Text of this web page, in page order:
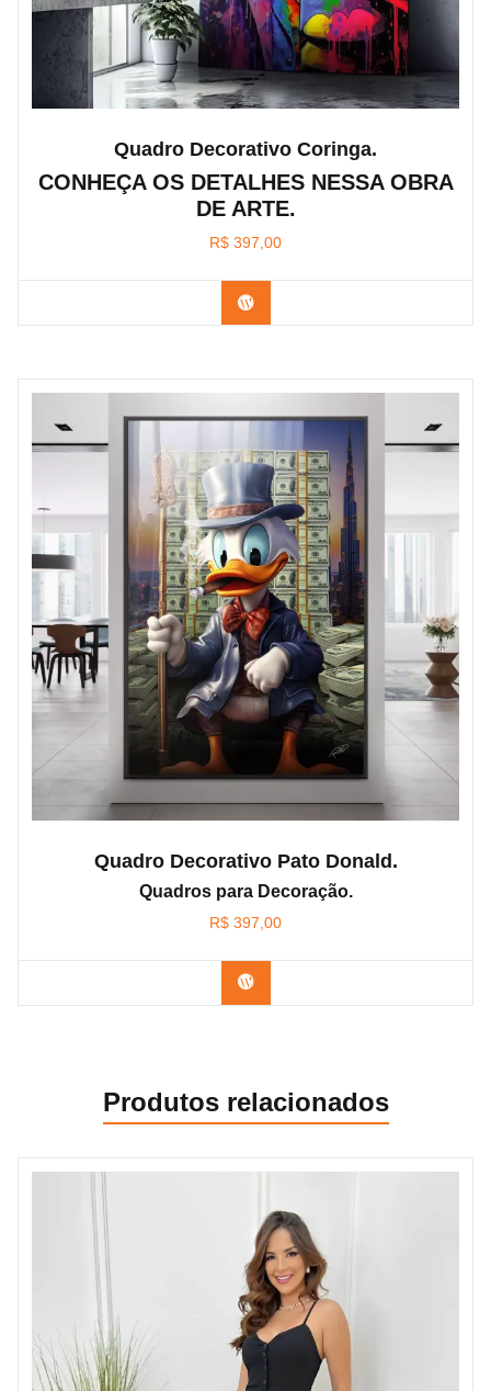
Quadro Decorativo Coringa.
CONHEÇA OS DETALHES NESSA OBRA
DE ARTE.
R$ 397,00
Confira os modelos
Quadro Decorativo Pato Donald.
Quadros para Decoração.
R$ 397,00
Confira os modelos
Produtos relacionados